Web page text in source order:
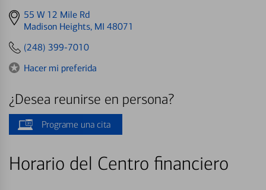
Get
directions
55 W 12 Mile Rd
Madison Heights, MI 48071
(248) 399-7010
Hacer mi preferida
¿Desea reunirse en persona?
Programe una cita
Horario del Centro financiero